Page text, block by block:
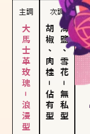
主調
大馬士革玫瑰－浪漫型
次調
胡椒、肉桂
－
佔有型
海鹽、雪花
－
無私型